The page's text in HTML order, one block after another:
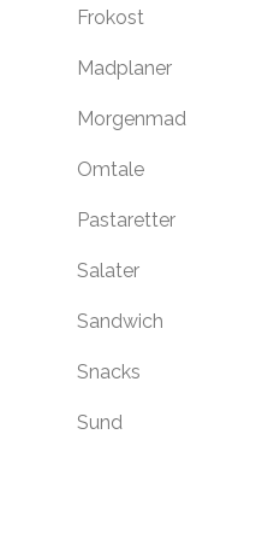
Frokost
Madplaner
Morgenmad
Omtale
Pastaretter
Salater
Sandwich
Snacks
Sund